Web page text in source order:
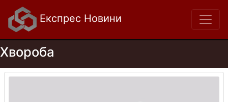
Експрес Новини
Хвороба